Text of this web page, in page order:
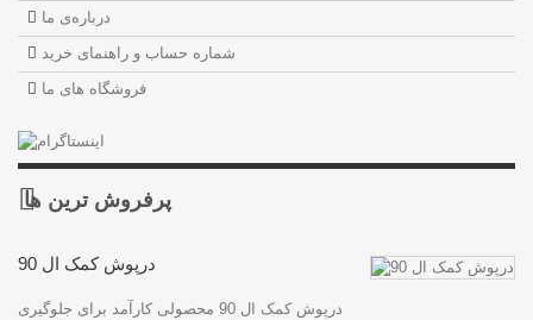
درباره‌ی ما
شماره حساب و راهنمای خرید
فروشگاه های ما
پرفروش ترین‌ ها
درپوش کمک ال 90
درپوش کمک ال 90 محصولی کارآمد برای جلوگیری